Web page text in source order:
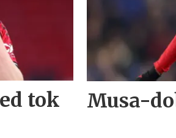
tok
Musa-